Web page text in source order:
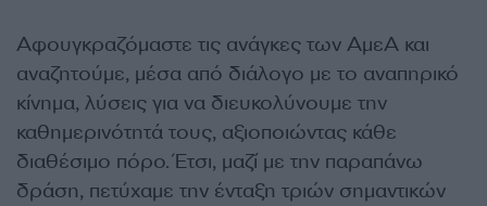
Αφουγκραζόμαστε τις ανάγκες των ΑμεΑ και
αναζητούμε, μέσα από διάλογο με το αναπηρικό
κίνημα, λύσεις για να διευκολύνουμε την
καθημερινότητά τους, αξιοποιώντας κάθε
διαθέσιμο πόρο. Έτσι, μαζί με την παραπάνω
δράση, πετύχαμε την ένταξη τριών σημαντικών